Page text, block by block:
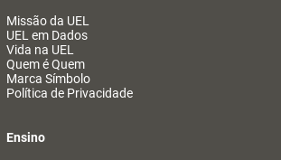
Missão da UEL
UEL em Dados
Vida na UEL
Quem é Quem
Marca Símbolo
Política de Privacidade
Ensino